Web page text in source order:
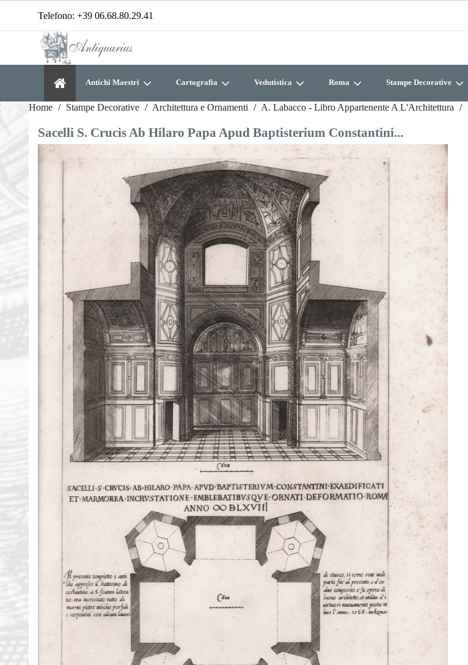
Telefono: +39 06.68.80.29.41
Antichi Maestri Cartografia Vedutistica Roma Stampe Decorative
Home Stampe Decorative Architettura e Ornamenti A. Labacco - Libro Appartenente A L'Architettura
Sacelli S. Crucis Ab Hilaro Papa Apud Baptisterium Constantini...